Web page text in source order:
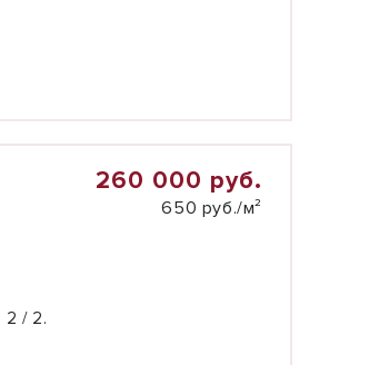
260 000 руб.
650 руб./м²
2 / 2.